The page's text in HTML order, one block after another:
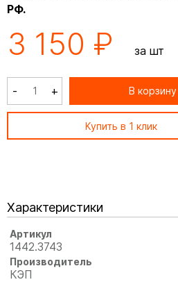
РФ.
3 150 ₽ за шт
- + В корзину
Купить в 1 клик
Характеристики
Артикул
1442.3743
Производитель
КЭП